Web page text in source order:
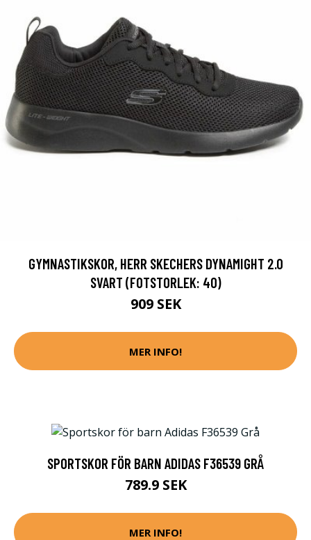
GYMNASTIKSKOR, HERR SKECHERS DYNAMIGHT 2.0
SVART (FOTSTORLEK: 40)
909 SEK
MER INFO!
SPORTSKOR FÖR BARN ADIDAS F36539 GRÅ
789.9 SEK
MER INFO!